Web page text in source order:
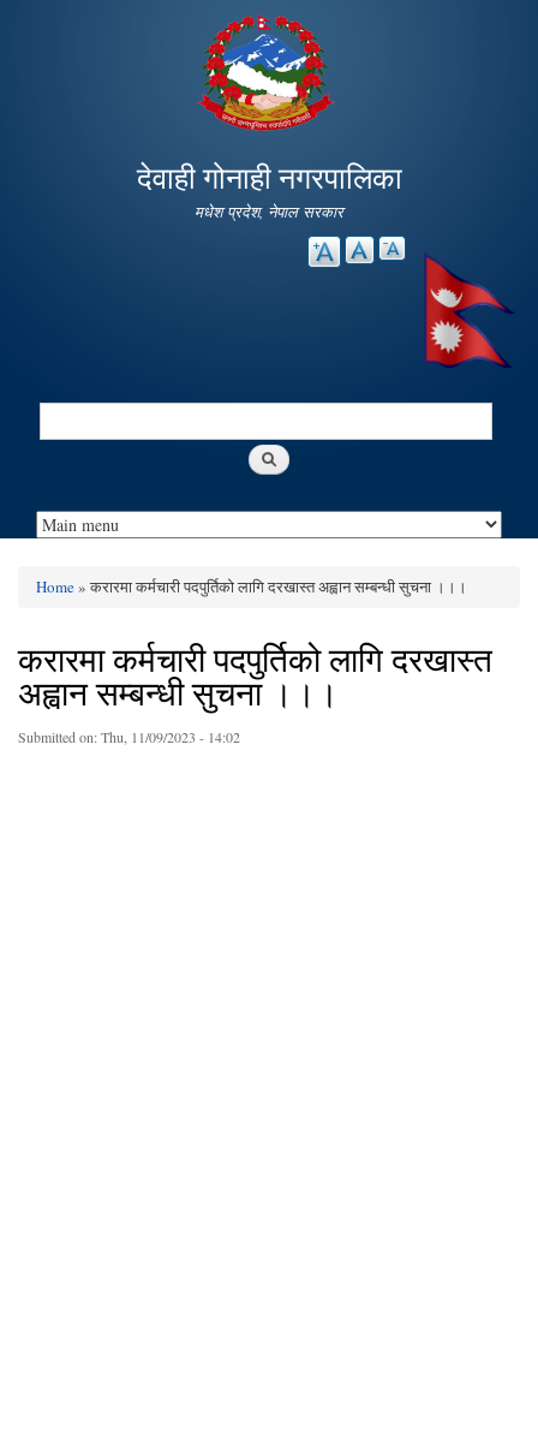
main
content
देवाही गोनाही नगरपालिका
मधेश प्रदेश, नेपाल सरकार
Search
Home» करारमा कर्मचारी पदपुर्तिको लागि दरखास्त अह्वान सम्बन्धी सुचना ।।।
करारमा कर्मचारी पदपुर्तिको लागि दरखास्त
अह्वान सम्बन्धी सुचना ।।।
Submitted on:Thu, 11/09/2023 - 14:02